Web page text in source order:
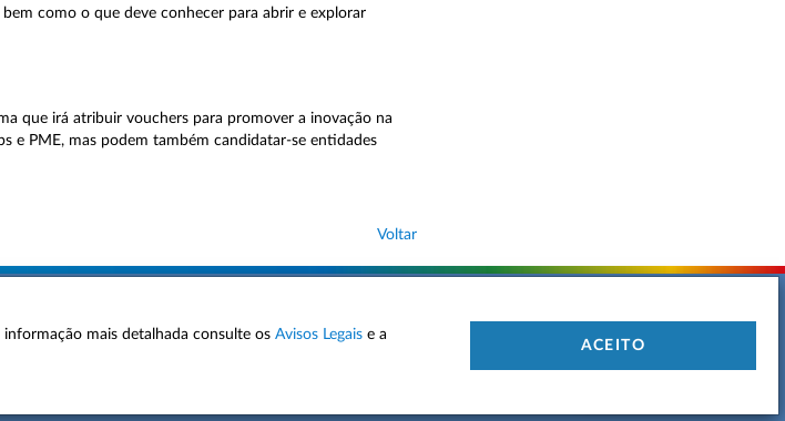
como o que deve conhecer para abrir e explorar
que irá atribuir vouchers para promover a inovação na
e PME, mas podem também candidatar-se entidades
Voltar
POLÍTICA DE PRIVACIDADE CONTACTOS
mais detalhada consulte os Avisos Legais e a
ACEITO